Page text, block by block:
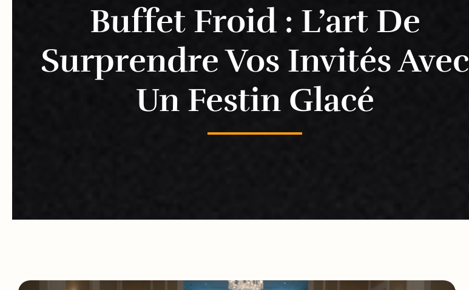
Buffet Froid : L’art De
Surprendre Vos Invités Avec
Un Festin Glacé